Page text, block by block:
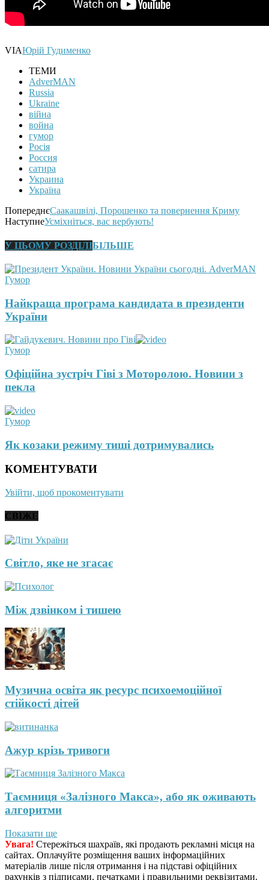
VIAЮрій Гудименко
ТЕМИ
AdverMAN
Russia
Ukraine
війна
война
гумор
Росія
Россия
сатира
Украина
Україна
ПопереднєСаакашвілі, Порошенко та повернення Криму
НаступнеУсміхніться, вас вербують!
У ЦЬОМУ РОЗДІЛІБІЛЬШЕ
Гумор
Найкраща програма кандидата в президенти
України
Гумор
Офіційна зустріч Гіві з Моторолою. Новини з
пекла
Гумор
Як козаки режиму тиші дотримувались
КОМЕНТУВАТИ
Увійти, щоб прокоментувати
СВІЖЕ
Світло, яке не згасає
Між дзвінком і тишею
Музична освіта як ресурс психоемоційної
стійкості дітей
Ажур крізь тривоги
Таємниця «Залізного Макса», або як оживають
алгоритми
Показати ще
Увага! Стережіться шахраїв, які продають рекламні місця на
сайтах. Оплачуйте розміщення ваших інформаційних
матеріалів лише після отримання і на підставі офіційних
рахунків з підписами, печатками і правильними реквізитами.